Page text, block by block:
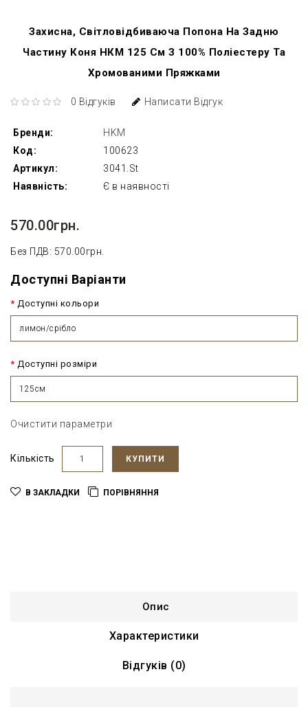
Захисна, Світловідбиваюча Попона На Задню
Частину Коня НКМ 125 См З 100% Поліестеру Та
Хромованими Пряжками
0 Відгуків Написати Відгук
Бренди:
HKM
Код:
100623
Артикул:
3041.St
Наявність:
Є в наявності
570.00грн.
Без ПДВ: 570.00грн.
Доступні Варіанти
Доступні кольори
лимон/срібло
Доступні розміри
125см
Очистити параметри
Кількість КУПИТИ
В ЗАКЛАДКИ ПОРІВНЯННЯ
Опис
Характеристики
Відгуків (0)